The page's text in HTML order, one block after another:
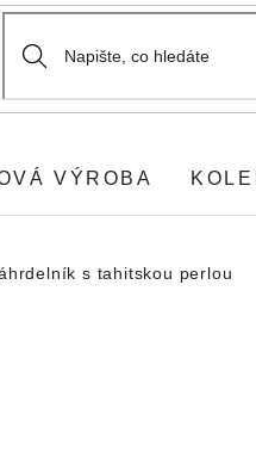
VÝROBA
s tahitskou perlou